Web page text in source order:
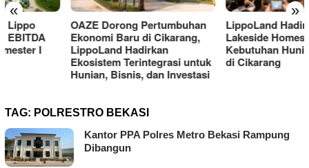
« »
OAZE Dorong Pertumbuhan
Ekonomi Baru di Cikarang,
LippoLand Hadirkan
Ekosistem Terintegrasi untuk
Hunian, Bisnis, dan Investasi
LippoLand Hadirkan OAZE
Lakeside Homes, Bidik
Kebutuhan Hunian Premium
di Cikarang
TAG: POLRESTRO BEKASI
Kantor PPA Polres Metro Bekasi Rampung
Dibangun